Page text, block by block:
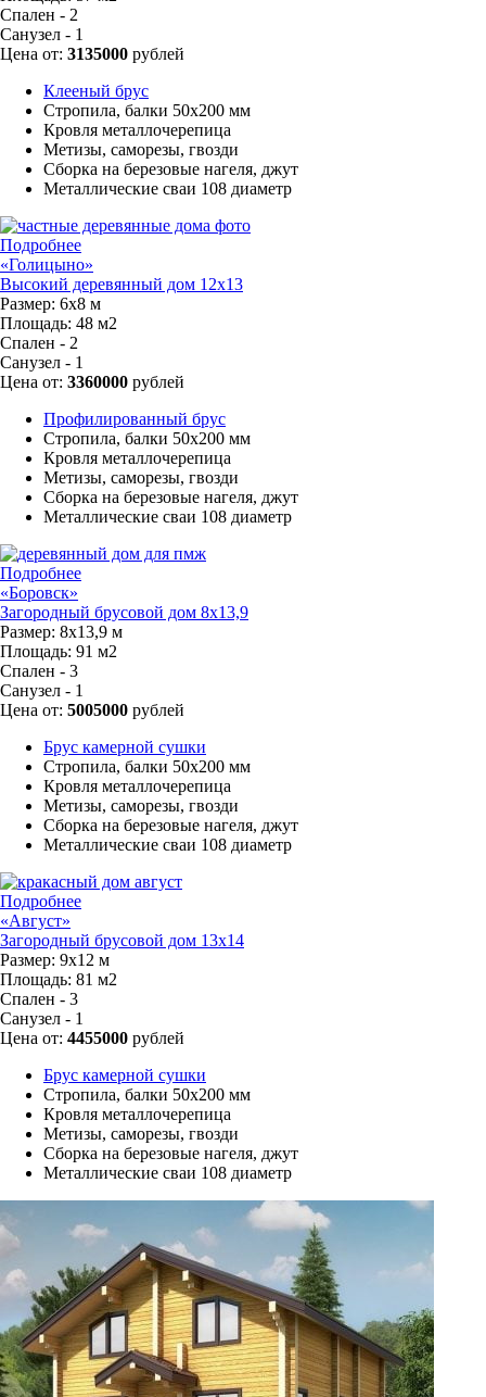
Спален - 2
Санузел - 1
Цена от: 3135000 рублей
Клееный брус
Стропила, балки 50х200 мм
Кровля металлочерепица
Метизы, саморезы, гвозди
Сборка на березовые нагеля, джут
Металлические сваи 108 диаметр
Подробнее
«Голицыно»
Высокий деревянный дом 12х13
Размер: 6х8 м
Площадь: 48 м2
Спален - 2
Санузел - 1
Цена от: 3360000 рублей
Профилированный брус
Стропила, балки 50х200 мм
Кровля металлочерепица
Метизы, саморезы, гвозди
Сборка на березовые нагеля, джут
Металлические сваи 108 диаметр
Подробнее
«Боровск»
Загородный брусовой дом 8х13,9
Размер: 8х13,9 м
Площадь: 91 м2
Спален - 3
Санузел - 1
Цена от: 5005000 рублей
Брус камерной сушки
Стропила, балки 50х200 мм
Кровля металлочерепица
Метизы, саморезы, гвозди
Сборка на березовые нагеля, джут
Металлические сваи 108 диаметр
Подробнее
«Август»
Загородный брусовой дом 13х14
Размер: 9х12 м
Площадь: 81 м2
Спален - 3
Санузел - 1
Цена от: 4455000 рублей
Брус камерной сушки
Стропила, балки 50х200 мм
Кровля металлочерепица
Метизы, саморезы, гвозди
Сборка на березовые нагеля, джут
Металлические сваи 108 диаметр